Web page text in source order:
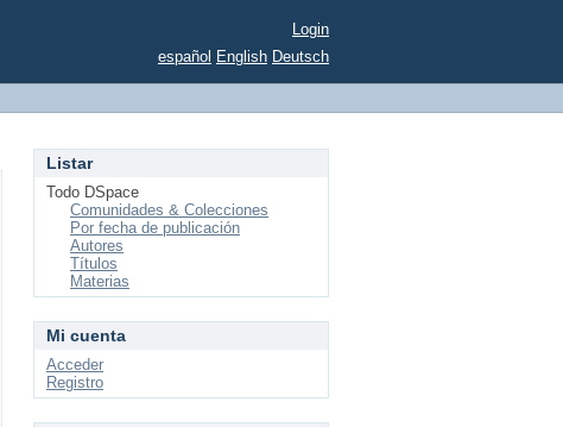
Login
español English Deutsch
Listar
Todo DSpace
Comunidades & Colecciones
Por fecha de publicación
Autores
Títulos
Materias
Mi cuenta
Acceder
Registro